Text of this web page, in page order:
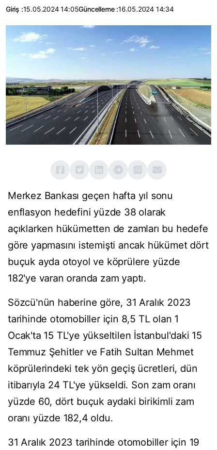
Giriş :15.05.2024 14:05Güncelleme :16.05.2024 14:34
Merkez Bankası geçen hafta yıl sonu
enflasyon hedefini yüzde 38 olarak
açıklarken hükümetten de zamları bu hedefe
göre yapmasını istemişti ancak hükümet dört
buçuk ayda otoyol ve köprülere yüzde
182'ye varan oranda zam yaptı.
Sözcü'nün haberine göre, 31 Aralık 2023
tarihinde otomobiller için 8,5 TL olan 1
Ocak'ta 15 TL'ye yükseltilen İstanbul'daki 15
Temmuz Şehitler ve Fatih Sultan Mehmet
köprülerindeki tek yön geçiş ücretleri, dün
itibarıyla 24 TL'ye yükseldi. Son zam oranı
yüzde 60, dört buçuk aydaki birikimli zam
oranı yüzde 182,4 oldu.
31 Aralık 2023 tarihinde otomobiller için 19